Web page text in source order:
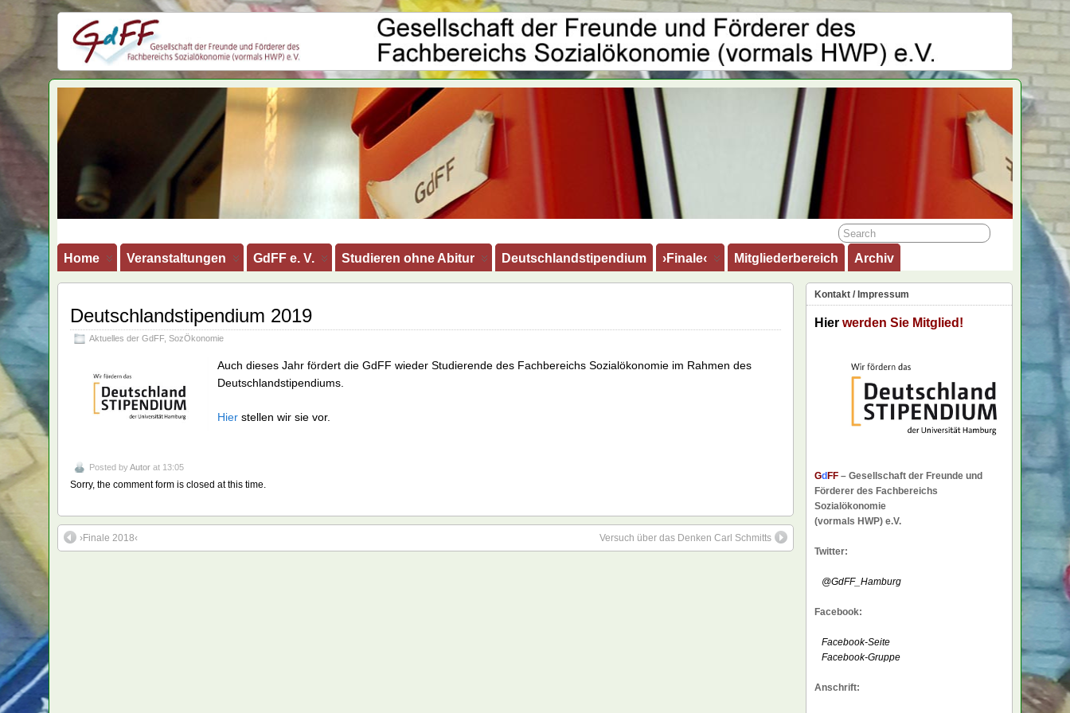
GdFF
Home Veranstaltungen GdFF e. V. Studieren ohne Abitur Deutschlandstipendium ›Finale‹ Mitgliederbereich Archiv
Deutschlandstipendium 2019
Aktuelles der GdFF, SozÖkonomie
Auch dieses Jahr fördert die GdFF wieder Studierende des Fachbereichs Sozialökonomie im Rahmen des
Deutschlandstipendiums.
Hier stellen wir sie vor.
Posted byAutor at 13:05
Sorry, the comment form is closed at this time.
›Finale 2018‹ Versuch über das Denken Carl Schmitts
Kontakt / Impressum
Hier werden Sie Mitglied!
Gd FF – Gesellschaft der Freunde und
Förderer des Fachbereichs
Sozialökonomie
(vormals HWP) e.V.
Twitter:
@GdFF_Hamburg
Facebook:
Facebook-Seite
Facebook-Gruppe
Anschrift: